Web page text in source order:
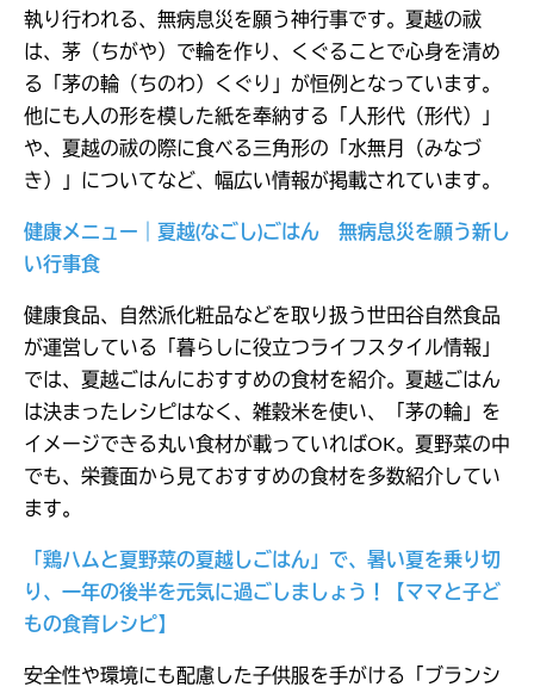
執り行われる、無病息災を願う神行事です。夏越の祓
は、茅（ちがや）で輪を作り、くぐることで心身を清め
る「茅の輪（ちのわ）くぐり」が恒例となっています。
他にも人の形を模した紙を奉納する「人形代（形代）」
や、夏越の祓の際に食べる三角形の「水無月（みなづ
き）」についてなど、幅広い情報が掲載されています。
健康メニュー｜夏越(なごし)ごはん 無病息災を願う新し
い行事食
健康食品、自然派化粧品などを取り扱う世田谷自然食品
が運営している「暮らしに役立つライフスタイル情報」
では、夏越ごはんにおすすめの食材を紹介。夏越ごはん
は決まったレシピはなく、雑穀米を使い、「茅の輪」を
イメージできる丸い食材が載っていればOK。夏野菜の中
でも、栄養面から見ておすすめの食材を多数紹介してい
ます。
「鶏ハムと夏野菜の夏越しごはん」で、暑い夏を乗り切
り、一年の後半を元気に過ごしましょう！【ママと子ど
もの食育レシピ】
安全性や環境にも配慮した子供服を手がける「ブランシ